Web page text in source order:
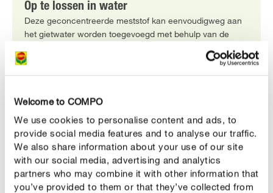
Welcome to COMPO
We use cookies to personalise content and ads, to
provide social media features and to analyse our traffic.
We also share information about your use of our site
with our social media, advertising and analytics
partners who may combine it with other information that
you’ve provided to them or that they’ve collected from
Op te lossen in water
Deze geconcentreerde meststof kan eenvoudigweg aan
het gietwater worden toegevoegd met behulp van de
doseerdop. Volg hierbij de doseringsaanbevelingen op de
verpakking.
PRODUCTBESCHRIJVING
GEBRUIK
TECHNISCHE DETAILS